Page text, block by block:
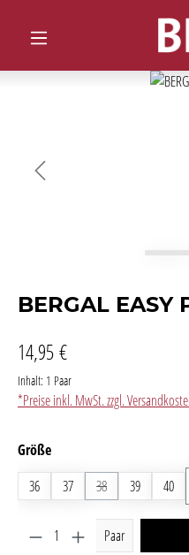
BERGAL EASY
14,95 €
Inhalt: 1 Paar
*Preise inkl. MwSt. zzgl.
Größeauswählen
36
37 38(Diese Option ist
39 40
Produkt Anzahl: Gib den
Paar